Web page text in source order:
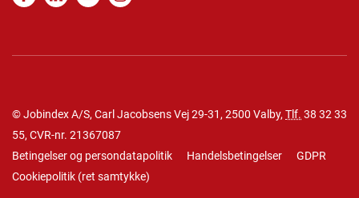
© Jobindex A/S, Carl Jacobsens Vej 29-31, 2500 Valby, Tlf. 38 32 33
55, CVR-nr. 21367087
Betingelser og persondatapolitik
Handelsbetingelser
GDPR
Cookiepolitik (ret samtykke)